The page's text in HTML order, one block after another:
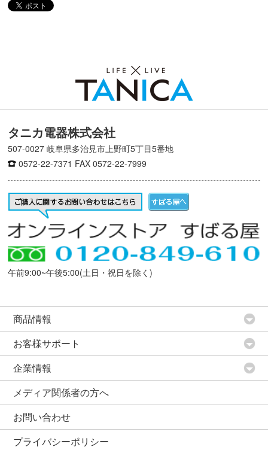
タニカ電器株式会社
507-0027 岐阜県多治見市上野町5丁目5番地
0572-22-7371 FAX 0572-22-7999
午前9:00~午後5:00(土日・祝日を除く)
商品情報
お客様サポート
企業情報
メディア関係者の方へ
お問い合わせ
プライバシーポリシー